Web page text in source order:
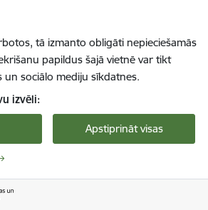
tā izmanto obligāti nepieciešamās
papildus šajā vietnē var tikt
un sociālo mediju sīkdatnes.
izvēli:
Apstiprināt visas